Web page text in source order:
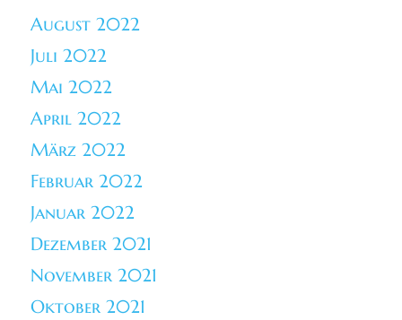
August 2022
Juli 2022
Mai 2022
April 2022
März 2022
Februar 2022
Januar 2022
Dezember 2021
November 2021
Oktober 2021